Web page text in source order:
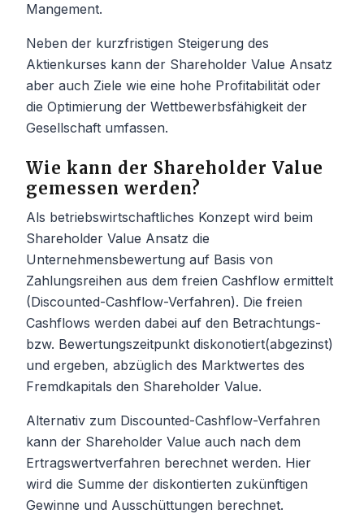
Mangement.
Neben der kurzfristigen Steigerung des
Aktienkurses kann der Shareholder Value Ansatz
aber auch Ziele wie eine hohe Profitabilität oder
die Optimierung der Wettbewerbsfähigkeit der
Gesellschaft umfassen.
Wie kann der Shareholder Value
gemessen werden?
Als betriebswirtschaftliches Konzept wird beim
Shareholder Value Ansatz die
Unternehmensbewertung auf Basis von
Zahlungsreihen aus dem freien Cashflow ermittelt
(Discounted-Cashflow-Verfahren). Die freien
Cashflows werden dabei auf den Betrachtungs-
bzw. Bewertungszeitpunkt diskonotiert(abgezinst)
und ergeben, abzüglich des Marktwertes des
Fremdkapitals den Shareholder Value.
Alternativ zum Discounted-Cashflow-Verfahren
kann der Shareholder Value auch nach dem
Ertragswertverfahren berechnet werden. Hier
wird die Summe der diskontierten zukünftigen
Gewinne und Ausschüttungen berechnet.